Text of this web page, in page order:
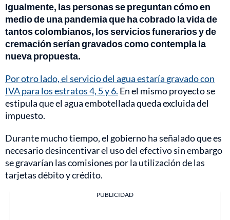
Igualmente, las personas se preguntan cómo en
medio de una pandemia que ha cobrado la vida de
tantos colombianos, los servicios funerarios y de
cremación serían gravados como contempla la
nueva propuesta.
Por otro lado, el servicio del agua estaría gravado con
IVA para los estratos 4, 5 y 6. En el mismo proyecto se
estipula que el agua embotellada queda excluida del
impuesto.
Durante mucho tiempo, el gobierno ha señalado que es
necesario desincentivar el uso del efectivo sin embargo
se gravarían las comisiones por la utilización de las
tarjetas débito y crédito.
PUBLICIDAD